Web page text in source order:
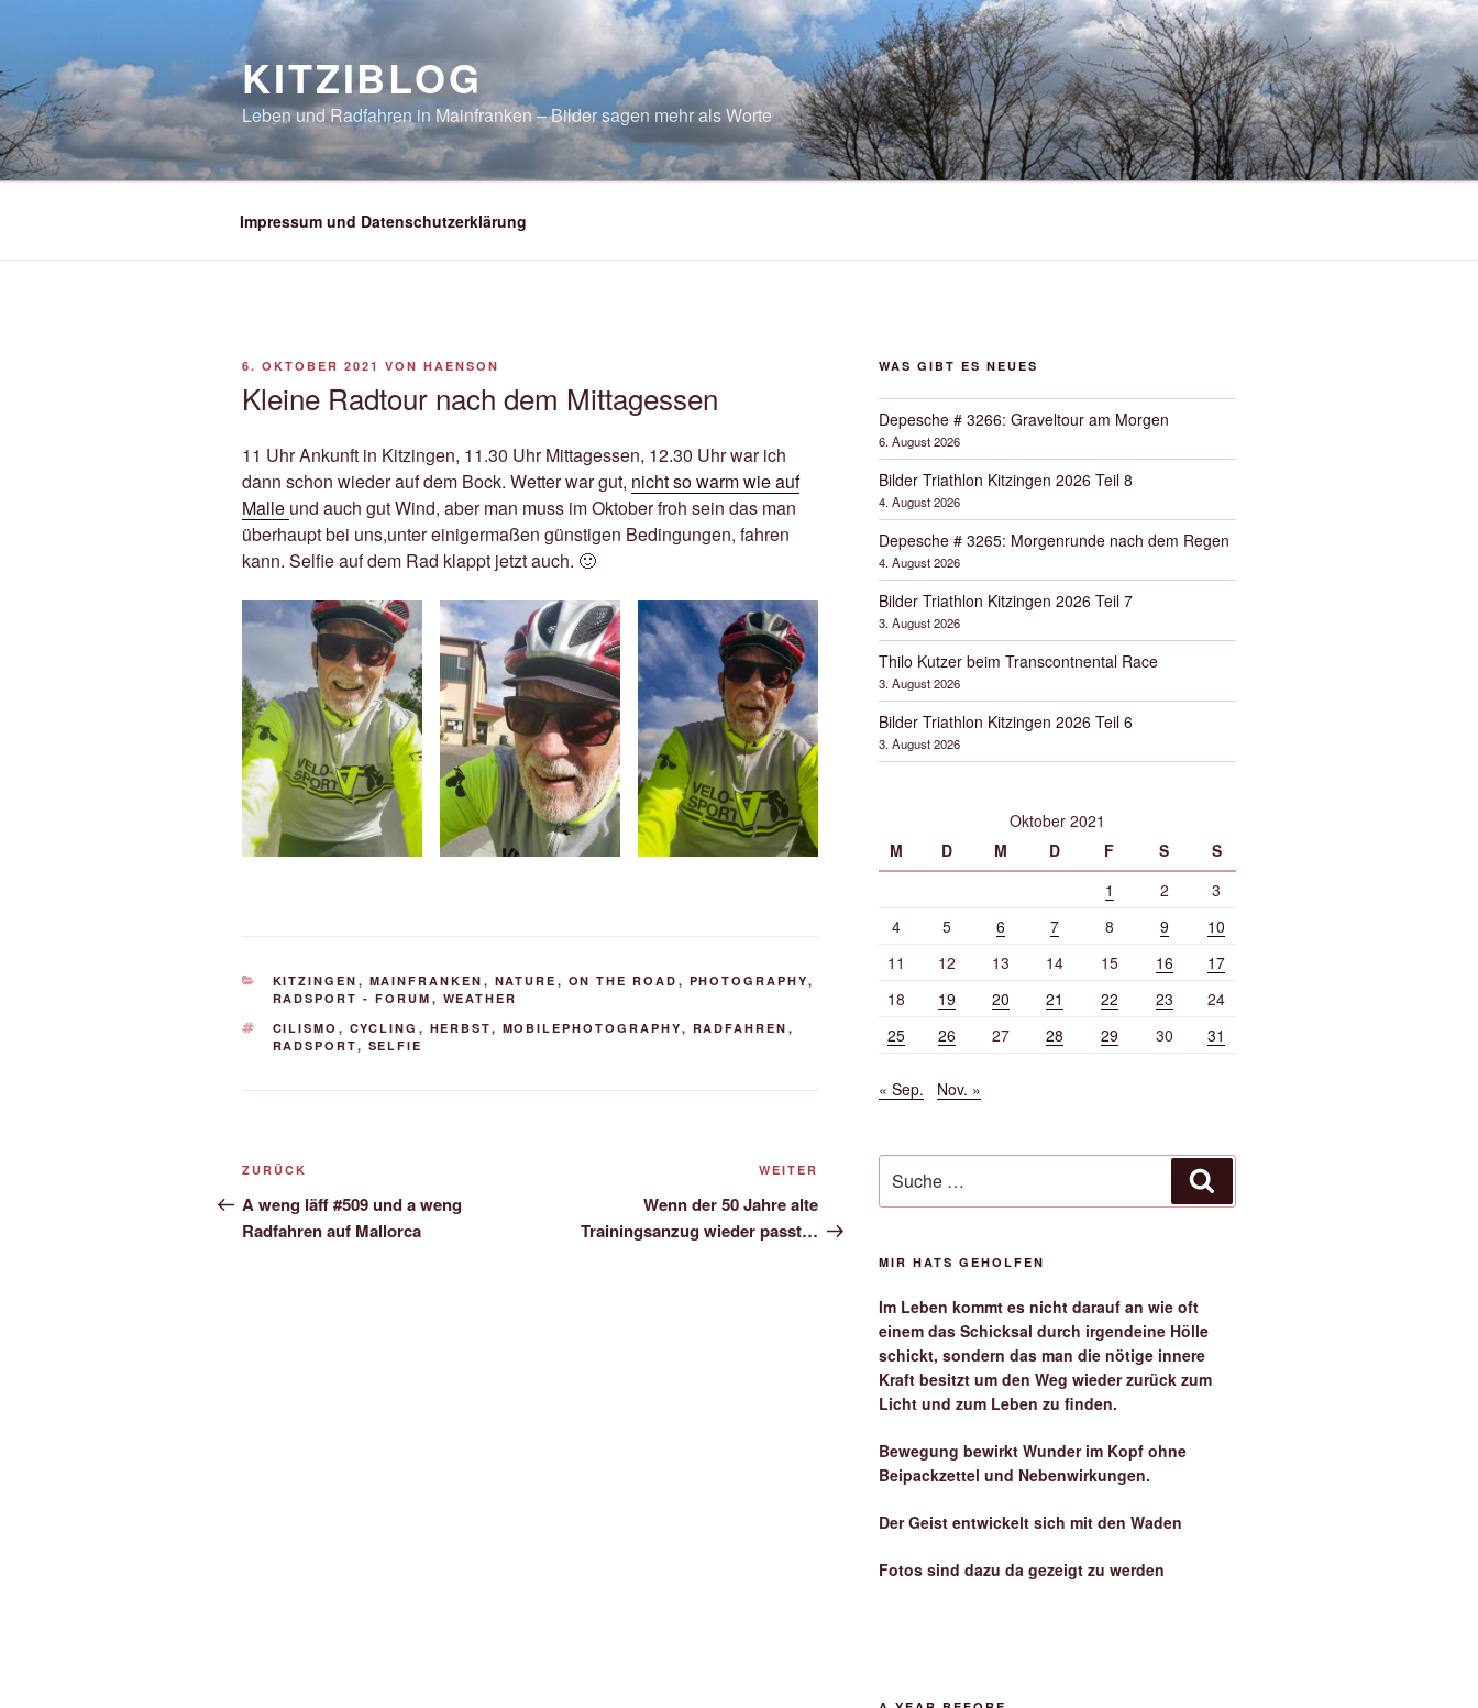
springen
KITZIBLOG
Leben und Radfahren in Mainfranken – Bilder sagen mehr als Worte
Impressum und Datenschutzerklärung
VERÖFFENTLICHT
6. OKTOBER 2021 VON HAENSON
Kleine Radtour nach dem Mittagessen
11 Uhr Ankunft in Kitzingen, 11.30 Uhr Mittagessen, 12.30 Uhr war ich
dann schon wieder auf dem Bock. Wetter war gut, nicht so warm wie auf
Malle und auch gut Wind, aber man muss im Oktober froh sein das man
überhaupt bei uns,unter einigermaßen günstigen Bedingungen, fahren
kann. Selfie auf dem Rad klappt jetzt auch. 🙂
KATEGORIEN
KITZINGEN , MAINFRANKEN , NATURE , ON THE ROAD , PHOTOGRAPHY,
RADSPORT - FORUM , WEATHER
SCHLAGWÖRTER
CILISMO , CYCLING , HERBST, MOBILEPHOTOGRAPHY, RADFAHREN ,
RADSPORT, SELFIE
Beitrags-
Navigation
Vorheriger
Beitrag
ZURÜCK
A weng läff #509 und a weng
Radfahren auf Mallorca
Nächster
Beitrag
WEITER
Wenn der 50 Jahre alte
Trainingsanzug wieder passt…
WAS GIBT ES NEUES
Depesche # 3266: Graveltour am Morgen
6. August 2026
Bilder Triathlon Kitzingen 2026 Teil 8
4. August 2026
Depesche # 3265: Morgenrunde nach dem Regen
4. August 2026
Bilder Triathlon Kitzingen 2026 Teil 7
3. August 2026
Thilo Kutzer beim Transcontnental Race
3. August 2026
Bilder Triathlon Kitzingen 2026 Teil 6
3. August 2026
Oktober 2021
M
D M D F S
S
1
2
3
4
5 6 7 8 9
10
11
12 13 14 15 16
17
18
19 20 21 22 23
24
25
26 27 28 29 30 31
« Sep. Nov. »
nach:
MIR HATS GEHOLFEN
Im Leben kommt es nicht darauf an wie oft
einem das Schicksal durch irgendeine Hölle
schickt, sondern das man die nötige innere
Kraft besitzt um den Weg wieder zurück zum
Licht und zum Leben zu finden.
Bewegung bewirkt Wunder im Kopf ohne
Beipackzettel und Nebenwirkungen.
Der Geist entwickelt sich mit den Waden
Fotos sind dazu da gezeigt zu werden